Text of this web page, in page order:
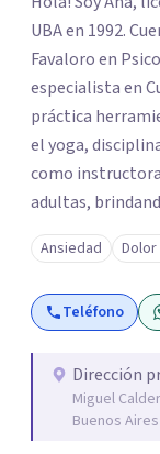
UBA en 1992.
Favaloro en
especialista en
práctica
el yoga,
como
adultas,
como en el
de cada
ansiedad, la
y distintos
Ansiedad
Teléfono
Dirección
Miguel
Buenos Aires